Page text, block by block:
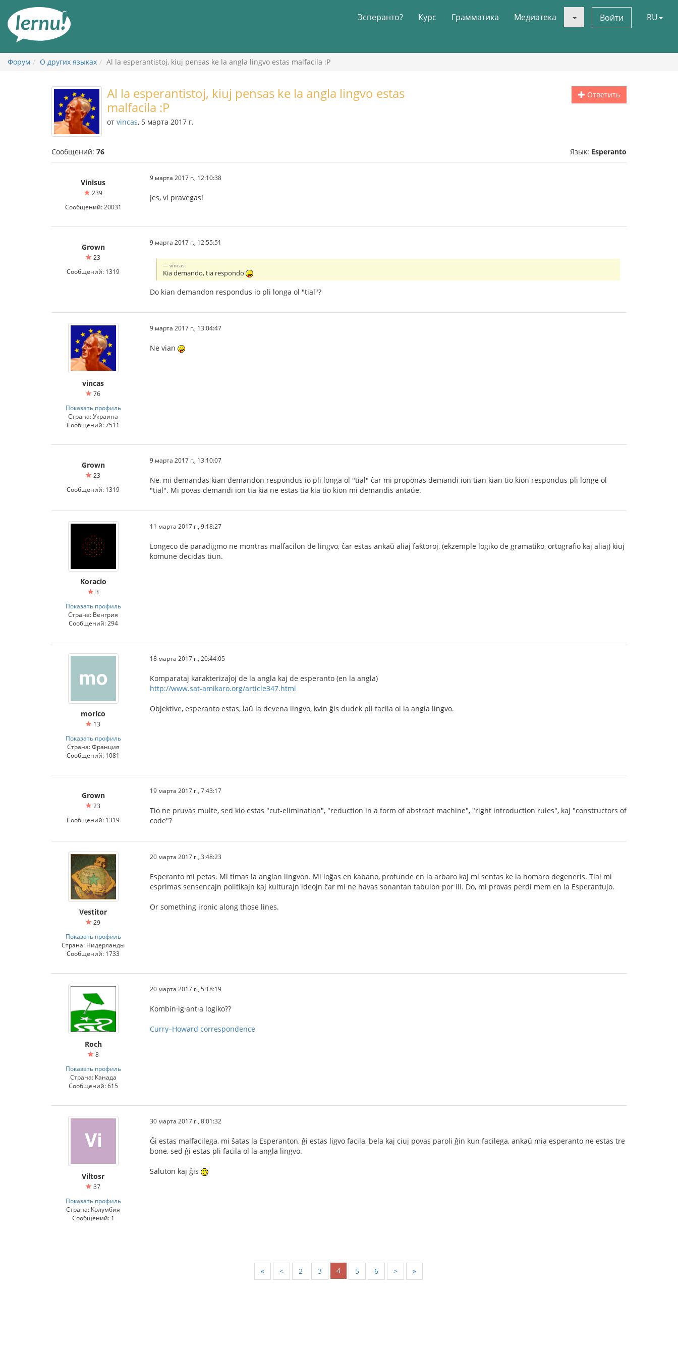
содержанию
Эсперанто? Курс Грамматика Медиатека Войти RU
Форум О других языках Al la esperantistoj, kiuj pensas ke la angla lingvo estas malfacila :P
Ответить
Al la esperantistoj, kiuj pensas ke la angla lingvo estas
malfacila :P
от vincas, 5 марта 2017 г.
Сообщений: 76 Язык: Esperanto
Vinisus
239
Сообщений: 20031
9 марта 2017 г., 12:10:38
Jes, vi pravegas!
Grown
23
Сообщений: 1319
9 марта 2017 г., 12:55:51
vincas:
Kia demando, tia respondo
Do kian demandon respondus io pli longa ol "tial"?
vincas
76
Показать профиль
Страна: Украина
Сообщений: 7511
9 марта 2017 г., 13:04:47
Ne vian
Grown
23
Сообщений: 1319
9 марта 2017 г., 13:10:07
Ne, mi demandas kian demandon respondus io pli longa ol "tial" ĉar mi proponas demandi ion tian kian tio kion respondus pli longe ol
"tial". Mi povas demandi ion tia kia ne estas tia kia tio kion mi demandis antaŭe.
Koracio
3
Показать профиль
Страна: Венгрия
Сообщений: 294
11 марта 2017 г., 9:18:27
Longeco de paradigmo ne montras malfacilon de lingvo, ĉar estas ankaŭ aliaj faktoroj, (ekzemple logiko de gramatiko, ortografio kaj aliaj) kiuj
komune decidas tiun.
morico
13
Показать профиль
Страна: Франция
Сообщений: 1081
18 марта 2017 г., 20:44:05
Komparataj karakterizaĵoj de la angla kaj de esperanto (en la angla)
http://www.sat-amikaro.org/article347.html
Objektive, esperanto estas, laŭ la devena lingvo, kvin ĝis dudek pli facila ol la angla lingvo.
Grown
23
Сообщений: 1319
19 марта 2017 г., 7:43:17
Tio ne pruvas multe, sed kio estas "cut-elimination", "reduction in a form of abstract machine", "right introduction rules", kaj "constructors of
code"?
Vestitor
29
Показать профиль
Страна: Нидерланды
Сообщений: 1733
20 марта 2017 г., 3:48:23
Esperanto mi petas. Mi timas la anglan lingvon. Mi loĝas en kabano, profunde en la arbaro kaj mi sentas ke la homaro degeneris. Tial mi
esprimas sensencajn politikajn kaj kulturajn ideojn ĉar mi ne havas sonantan tabulon por ili. Do, mi provas perdi mem en la Esperantujo.
Or something ironic along those lines.
Roch
8
Показать профиль
Страна: Канада
Сообщений: 615
20 марта 2017 г., 5:18:19
Kombin·ig·ant·a logiko??
Curry–Howard correspondence
Viltosr
37
Показать профиль
Страна: Колумбия
Сообщений: 1
30 марта 2017 г., 8:01:32
Ĝi estas malfacilega, mi ŝatas la Esperanton, ĝi estas ligvo facila, bela kaj ciuj povas paroli ĝin kun facilega, ankaŭ mia esperanto ne estas tre
bone, sed ĝi estas pli facila ol la angla lingvo.
Saluton kaj ĝis
« < 2 3 4 5 6 > »